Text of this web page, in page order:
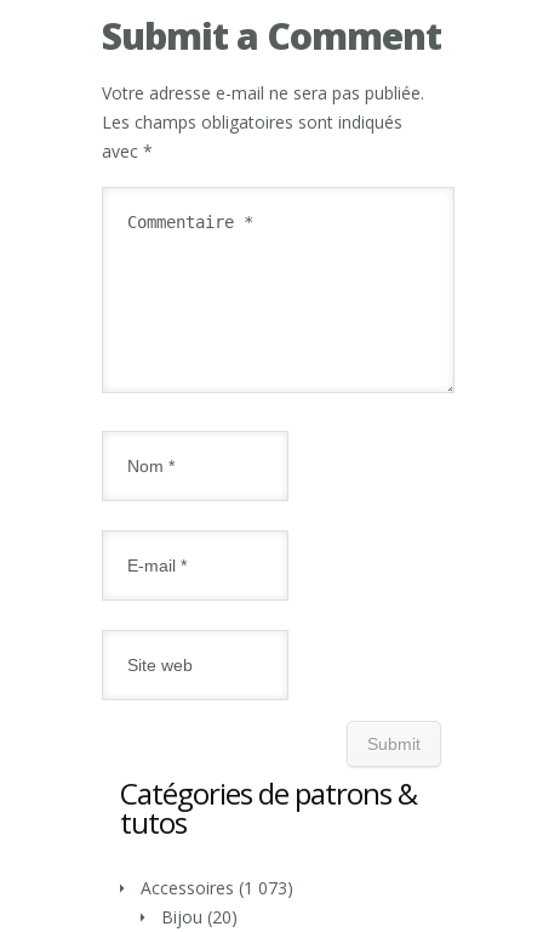
Submit a Comment
Votre adresse e-mail ne sera pas publiée.
Les champs obligatoires sont indiqués
avec *
Catégories de patrons &
tutos
Accessoires (1 073)
Bijou (20)